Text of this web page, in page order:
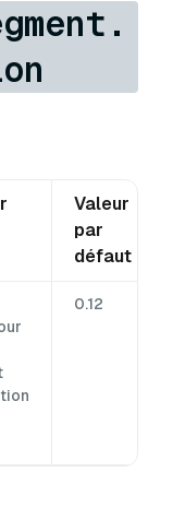
Valeur
par
défaut
0.12